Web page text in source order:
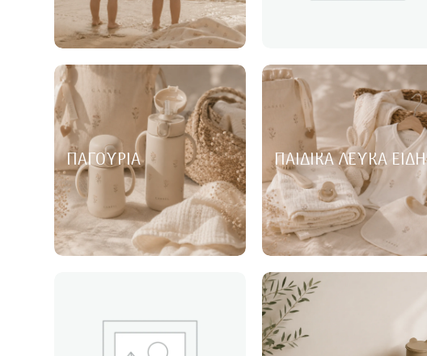
ΠΑΓΟΎΡΙΑ ΠΑΙΔΙΚΆ ΛΕΥΚΆ ΕΊΔΗ